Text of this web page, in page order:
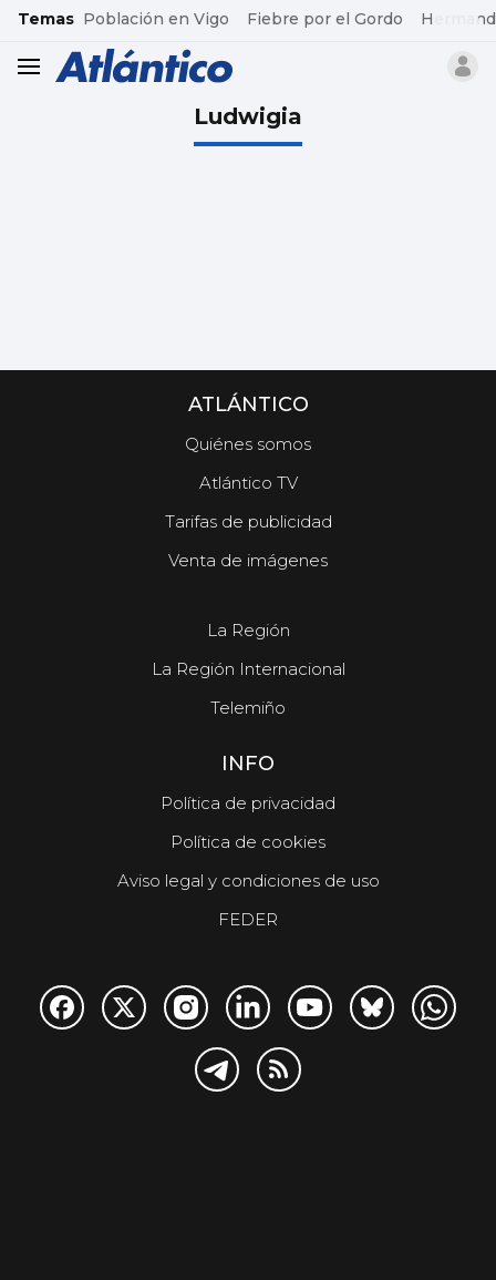
common.go-to-content
Temas Población en Vigo Fiebre por el Gordo
header.menu.open
Ludwigia
ATLÁNTICO
Quiénes somos
Atlántico TV
Tarifas de publicidad
Venta de imágenes
La Región
La Región Internacional
Telemiño
INFO
Política de privacidad
Política de cookies
Aviso legal y condiciones de uso
FEDER